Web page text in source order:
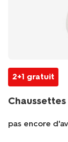
2+1 gratuit
pas encore